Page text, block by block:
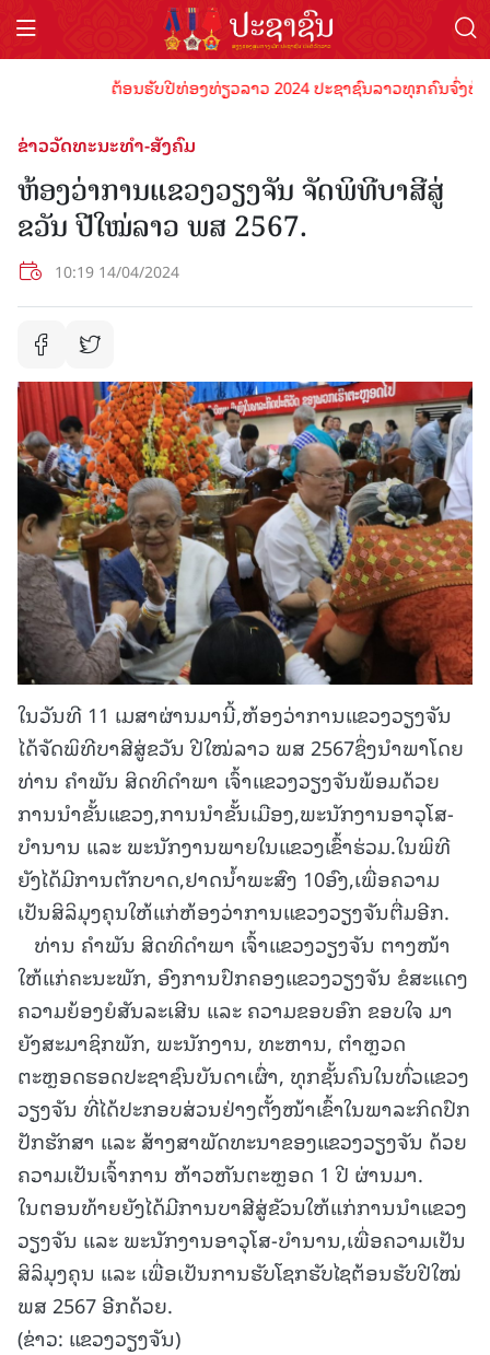
ຕ້ອນຮັບປີທ່ອງທ່ຽວລາວ 2024 ປະຊາຊົນລາວທຸກຄົນຈົ່ງພ້
ຂ່າວວັດທະນະທຳ-ສັງຄົມ
ຫ້ອງວ່າການແຂວງວຽງຈັນ ຈັດພິທີບາສີສູ່
ຂວັນ ປີໃໝ່ລາວ ພສ 2567.
10:19 14/04/2024
ໃນວັນທີ 11 ເມສາຜ່ານມານີ້,ຫ້ອງວ່າການແຂວງວຽງຈັນ
ໄດ້ຈັດພິທີບາສີສູ່ຂວັນ ປີໃໝ່ລາວ ພສ 2567ຊຶ່ງນຳພາໂດຍ
ທ່ານ ຄຳພັນ ສິດທິດຳພາ ເຈົ້າແຂວງວຽງຈັນພ້ອມດ້ວຍ
ການນຳຂັ້ນແຂວງ,ການນຳຂັ້ນເມືອງ,ພະນັກງານອາວຸໂສ-
ບຳນານ ແລະ ພະນັກງານພາຍໃນແຂວງເຂົ້າຮ່ວມ.ໃນພິທີ
ຍັງໄດ້ມີການຕັກບາດ,ຢາດນ້ຳພະສົງ 10ອົງ,ເພື່ອຄວາມ
ເປັນສິລິມຸງຄຸນໃຫ້ແກ່ຫ້ອງວ່າການແຂວງວຽງຈັນຕື່ມອີກ.
ທ່ານ ຄຳພັນ ສິດທິດຳພາ ເຈົ້າແຂວງວຽງຈັນ ຕາງໜ້າ
ໃຫ້ແກ່ຄະນະພັກ, ອົງການປົກຄອງແຂວງວຽງຈັນ ຂໍສະແດງ
ຄວາມຍ້ອງຍໍສັນລະເສີນ ແລະ ຄວາມຂອບອົກ ຂອບໃຈ ມາ
ຍັງສະມາຊິກພັກ, ພະນັກງານ, ທະຫານ, ຕໍາຫຼວດ
ຕະຫຼອດຮອດປະຊາຊົນບັນດາເຜົ່າ, ທຸກຊັ້ນຄົນໃນທົ່ວແຂວງ
ວຽງຈັນ ທີ່ໄດ້ປະກອບສ່ວນຢ່າງຕັ້ງໜ້າເຂົ້າໃນພາລະກິດປົກ
ປັກຮັກສາ ແລະ ສ້າງສາພັດທະນາຂອງແຂວງວຽງຈັນ ດ້ວຍ
ຄວາມເປັນເຈົ້າການ ຫ້າວຫັນຕະຫຼອດ 1 ປີ ຜ່ານມາ.
ໃນຕອນທ້າຍຍັງໄດ້ມີການບາສີສູ່ຂັວນໃຫ້ແກ່ການນຳແຂວງ
ວຽງຈັນ ແລະ ພະນັກງານອາວຸໂສ-ບຳນານ,ເພື່ອຄວາມເປັນ
ສິລິມຸງຄຸນ ແລະ ເພື່ອເປັນການຮັບໂຊກຮັບໄຊຕ້ອນຮັບປີໃໝ່
ພສ 2567 ອີກດ້ວຍ.
(ຂ່າວ: ແຂວງວຽງຈັນ)